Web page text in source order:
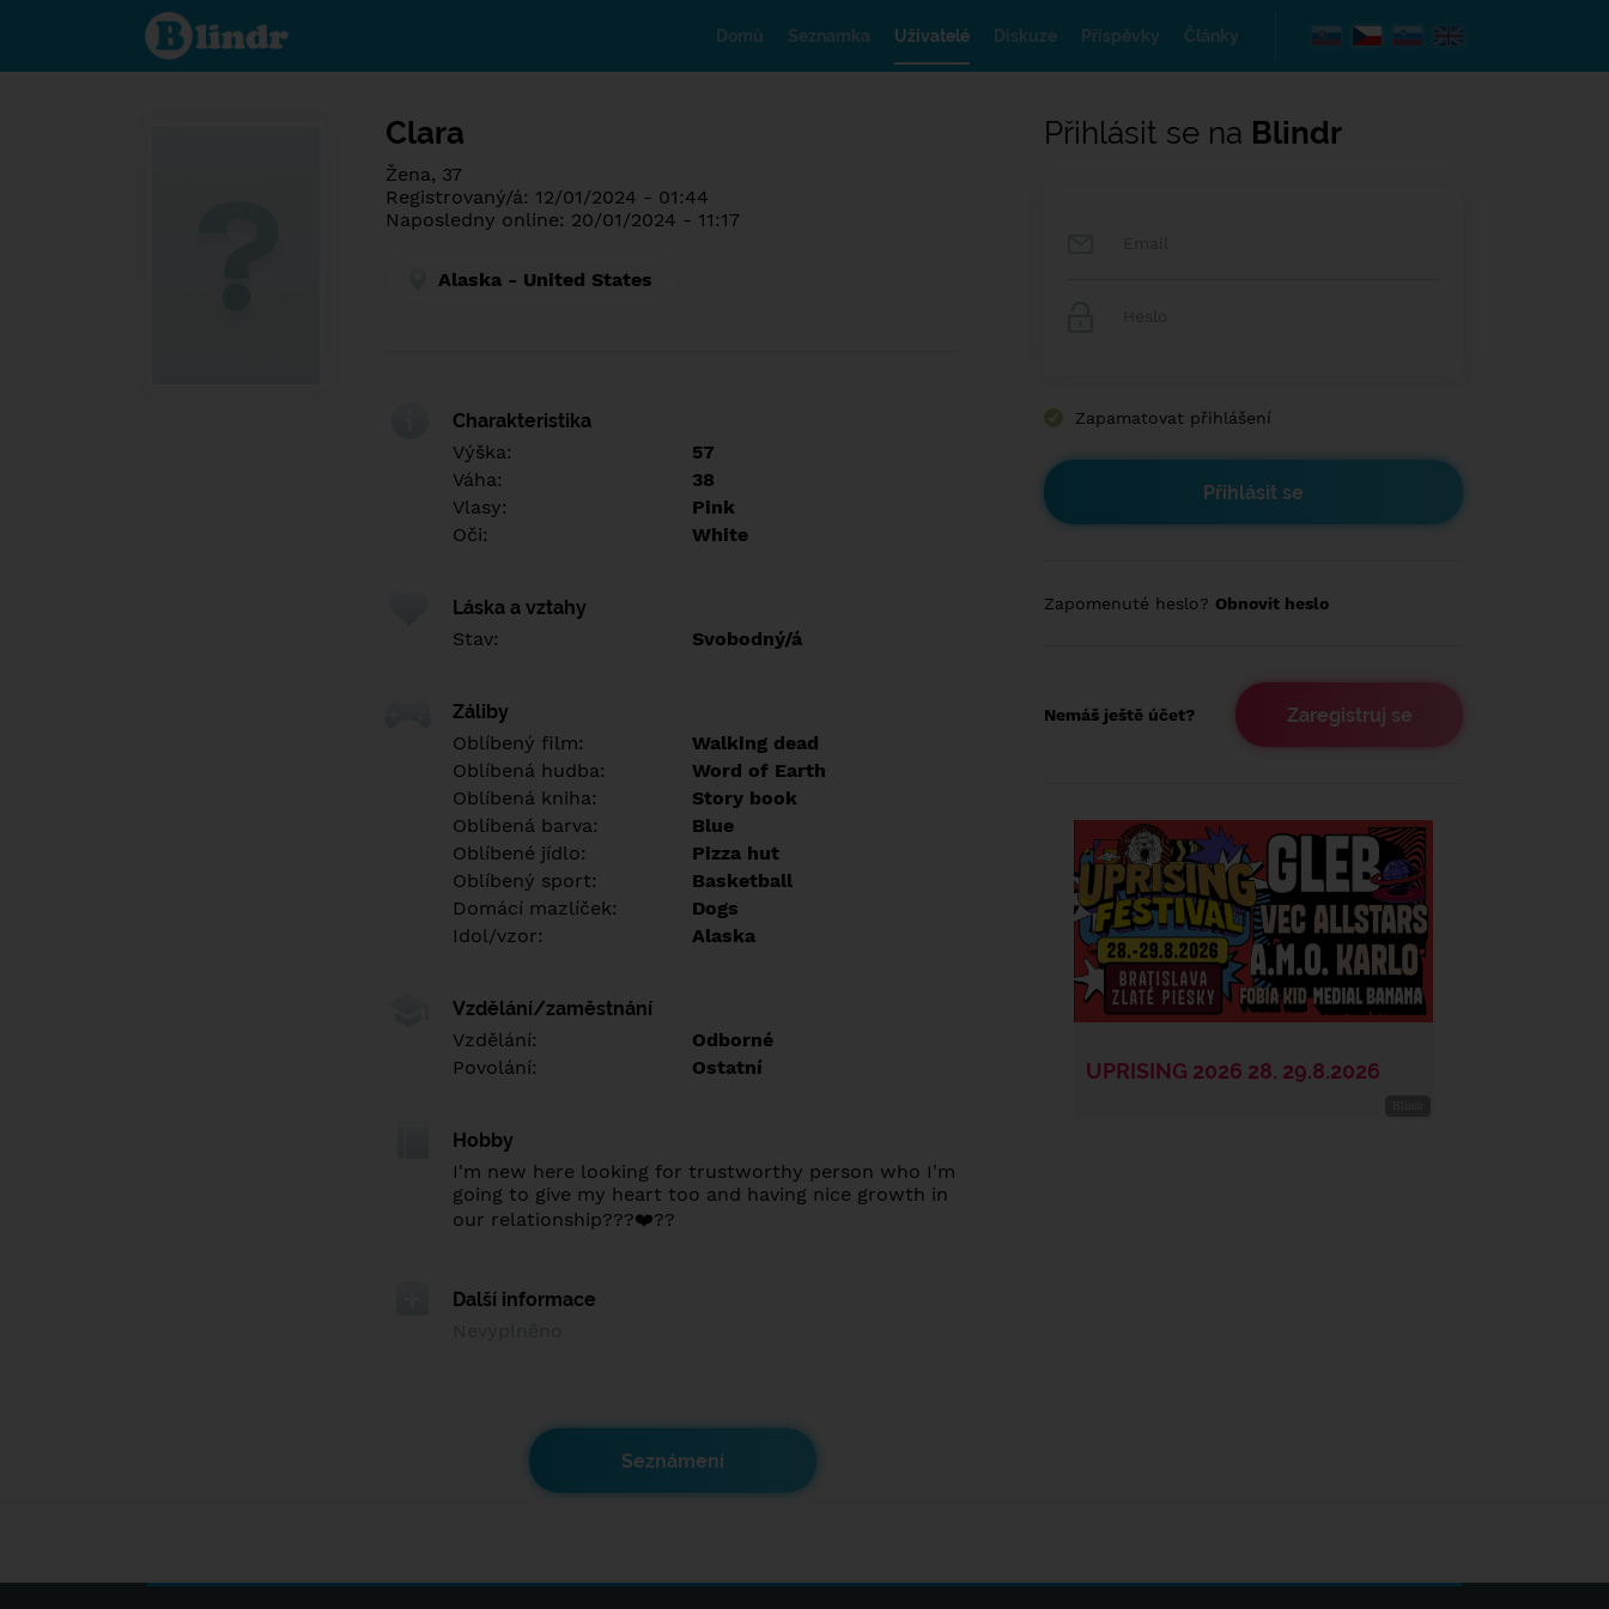
Poznej co je
pod maskou.
Seznamovací
Domů Seznamka Uživatelé Diskuze Příspěvky Články
Clara
Žena, 37
Registrovaný/á: 12/01/2024 - 01:44
Naposledny online: 20/01/2024 - 11:17
Alaska - United States
Charakteristika
Výška:
57
Váha:
38
Vlasy:
Pink
Oči:
White
Láska a vztahy
Stav:
Svobodný/á
Záliby
Oblíbený film:
Walking dead
Oblíbená hudba:
Word of Earth
Oblíbená kniha:
Story book
Oblíbená barva:
Blue
Oblíbené jídlo:
Pizza hut
Oblíbený sport:
Basketball
Domácí mazlíček:
Dogs
Idol/vzor:
Alaska
Vzdělání/zaměstnání
Vzdělání:
Odborné
Povolání:
Ostatní
Hobby
I'm new here looking for trustworthy person who I'm
going to give my heart too and having nice growth in
our relationship???‍❤️‍?‍?
Další informace
Seznámení
Přihlásit se na Blindr
Zapamatovat přihlášení
Zapomenuté heslo? Obnovit heslo
Nemáš ještě účet? Zaregistruj se